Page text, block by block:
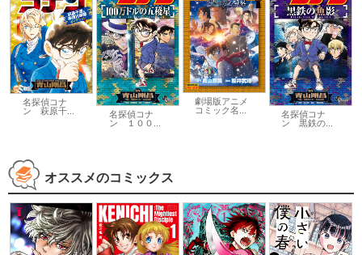
名探偵コナ
ン 萩原千...
名探偵コナ
ン １００...
劇場版アニメ
コミック名...
名探偵コナ
ン 黒鉄の...
オススメのコミックス